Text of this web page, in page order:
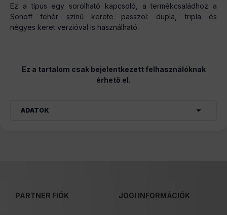
Ez a típus egy sorolható kapcsoló, a termékcsaládhoz a
Sonoff fehér színű kerete passzol: dupla, tripla és
négyes keret verzióval is használható.
Ez a tartalom csak bejelentkezett felhasználóknak
érhető el.
ADATOK
PARTNER FIÓK JOGI INFORMÁCIÓK